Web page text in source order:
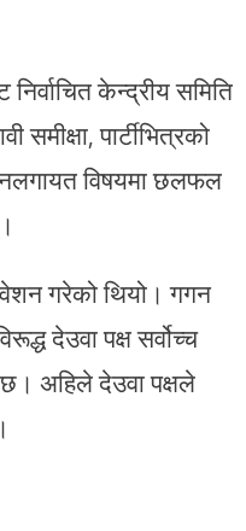
केन्द्रीय समिति
पार्टीभित्रको
विषयमा छलफल
गरेको थियो। गगन
देउवा पक्ष सर्वोच्च
छ। अहिले देउवा पक्षले